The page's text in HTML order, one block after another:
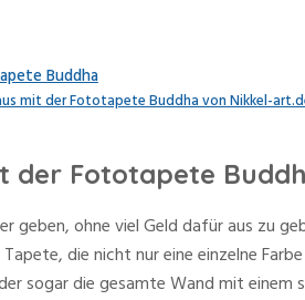
Buddha
mit der Fototapete Buddha von Nikkel-
der Fototapete
geben, ohne viel Geld dafür aus zu
die nicht nur eine einzelne
sogar die gesamte Wand mit einem